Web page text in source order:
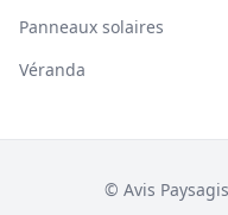
Panneaux solaires
Véranda
© Avis